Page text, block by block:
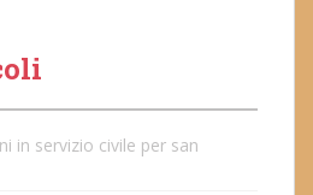
in servizio civile per san